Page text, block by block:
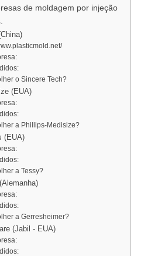
de moldagem por injeção
o Sincere Tech?
(EUA)
a Phillips-Medisize?
(EUA)
a Tessy?
a Gerresheimer?
(Jabil - EUA)